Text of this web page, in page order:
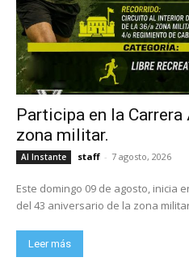
Participa en la
zona militar.
Al Instante staff - 7 agosto, 2026
Este domingo 09 de agosto, inicia en
Leer más